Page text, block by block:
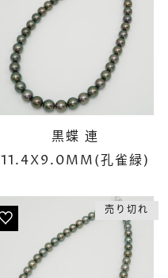
黒蝶 連
11.4X9.0MM(孔雀緑)
売り切れ